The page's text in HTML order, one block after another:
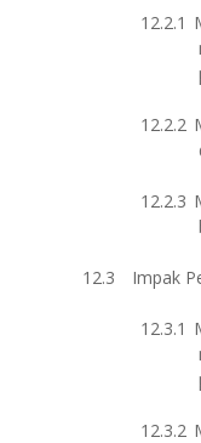
12.2.1
12.2.2
12.2.3
12.3 Impak
12.3.1
12.3.2